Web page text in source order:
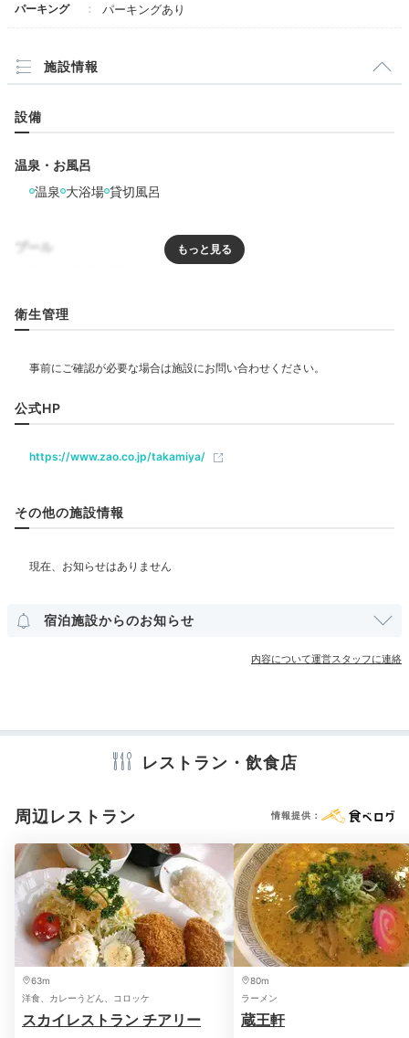
パーキング パーキングあり
施設情報
設備
温泉・お風呂
温泉 大浴場 貸切風呂
プール
リラクゼーション
飲食
部屋情報
宴会場 売店・ギフトショップ
シャワーキャップ タオル バスタオル ドライヤー お茶セット
※設備・アメニティは、確認が取れている情報を表示しています。
衛生管理
公式HP
https://www.zao.co.jp/takamiya/
その他の施設情報
宿泊施設からのお知らせ
内容について運営スタッフに連絡
レストラン・飲食店
周辺レストラン 情報提供：
63m
洋食、カレーうどん、コロッケ
スカイレストラン チアリー
80m
ラーメン
蔵王軒